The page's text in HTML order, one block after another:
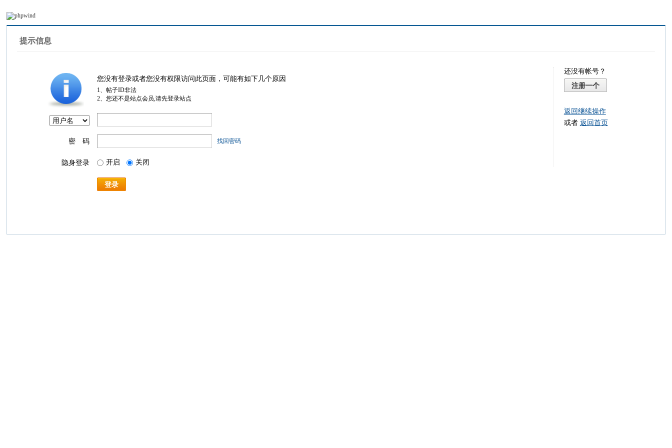
提示信息
您没有登录或者您没有权限访问此页面，可能有如下几个原因
1、帖子ID非法
2、您还不是站点会员,请先登录站点
密 码 找回密码
隐身登录 开启 关闭
登录
还没有帐号？
注册一个
返回继续操作
或者 返回首页